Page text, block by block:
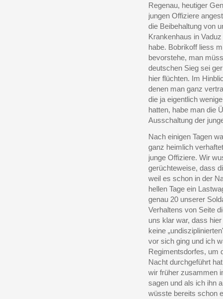
Regenau, heutiger
jungen Offiziere
die Beibehaltung von
Krankenhaus in
habe. Bobrikoff liess
bevorstehe, man
deutschen Sieg sei
hier flüchten. Im
denen man ganz
die ja eigentlich
hatten, habe man die
Ausschaltung der
Nach einigen Tagen
ganz heimlich
junge Offiziere. Wir
gerüchteweise, dass
weil es schon in der
hellen Tage ein
genau 20 unserer
Verhaltens von Seite
uns klar war, dass
keine
vor sich ging und ich
Regimentsdorfes, um
Nacht durchgeführt
wir früher zusammen
sagen und als ich ihn
wüsste bereits schon